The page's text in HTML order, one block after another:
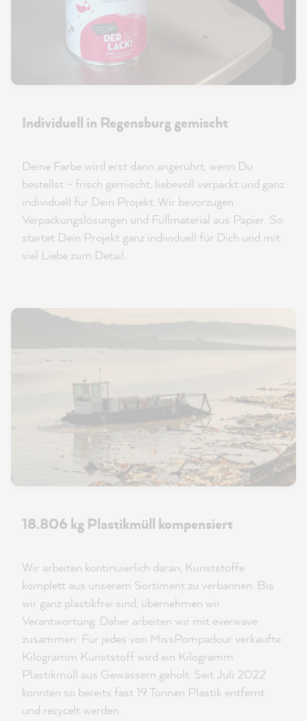
Individuell in Regensburg gemischt
Deine Farbe wird erst dann angerührt, wenn Du
bestellst – frisch gemischt, liebevoll verpackt und ganz
individuell für Dein Projekt. Wir bevorzugen
Verpackungslösungen und Füllmaterial aus Papier. So
startet Dein Projekt ganz individuell für Dich und mit
viel Liebe zum Detail.
18.806 kg Plastikmüll kompensiert
Wir arbeiten kontinuierlich daran, Kunststoffe
komplett aus unserem Sortiment zu verbannen. Bis
wir ganz plastikfrei sind, übernehmen wir
Verantwortung. Daher arbeiten wir mit everwave
zusammen: Für jedes von MissPompadour verkaufte
Kilogramm Kunststoff wird ein Kilogramm
Plastikmüll aus Gewässern geholt. Seit Juli 2022
konnten so bereits fast 19 Tonnen Plastik entfernt
und recycelt werden.